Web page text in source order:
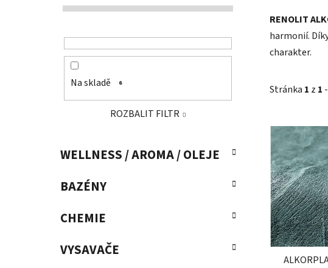
Na skladě 6
ROZBALIT FILTR
kategorie
WELLNESS / AROMA / OLEJE
BAZÉNY
CHEMIE
VYSAVAČE
RENOLIT
harmonií.
charakter.
Stránka 1 z 1 -
V
ý
p
i
s
p
r
o